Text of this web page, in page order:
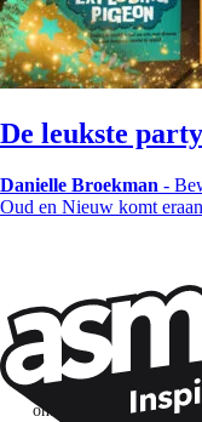
De leukste
Danielle Broekman -
Oud en Nieuw komt
Wil je
Ik abonneer me om
ontdekken op basis van